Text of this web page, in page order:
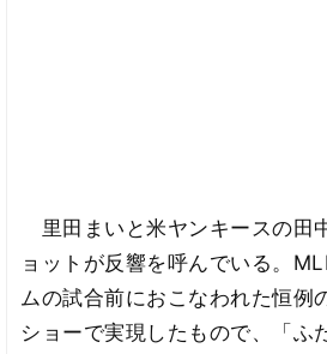
里田まいと米ヤンキースの田
ョットが反響を呼んでいる。
ムの試合前におこなわれた恒例
ショーで実現したもので、「ふ